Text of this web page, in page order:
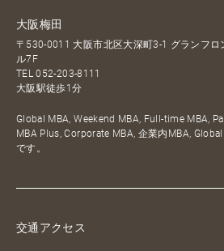
大阪梅田
〒530-0011 大阪市北区大深町3-1 グランフロ
ル7F
TEL052-203-8111
大阪駅徒歩1分
Global MBA, Weekend MBA, Full-time MBA,
MBA Plus, Corporate MBA, 企業内MBA,
です。
交通アクセス